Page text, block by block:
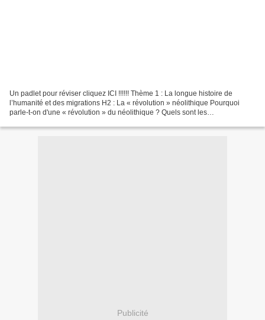
Un padlet pour réviser cliquez ICI !!!!!! Thème 1 : La longue histoire de
l’humanité et des migrations H2 : La « révolution » néolithique Pourquoi
parle-t-on d'une « révolution » du néolithique ? Quels sont les
Publicité